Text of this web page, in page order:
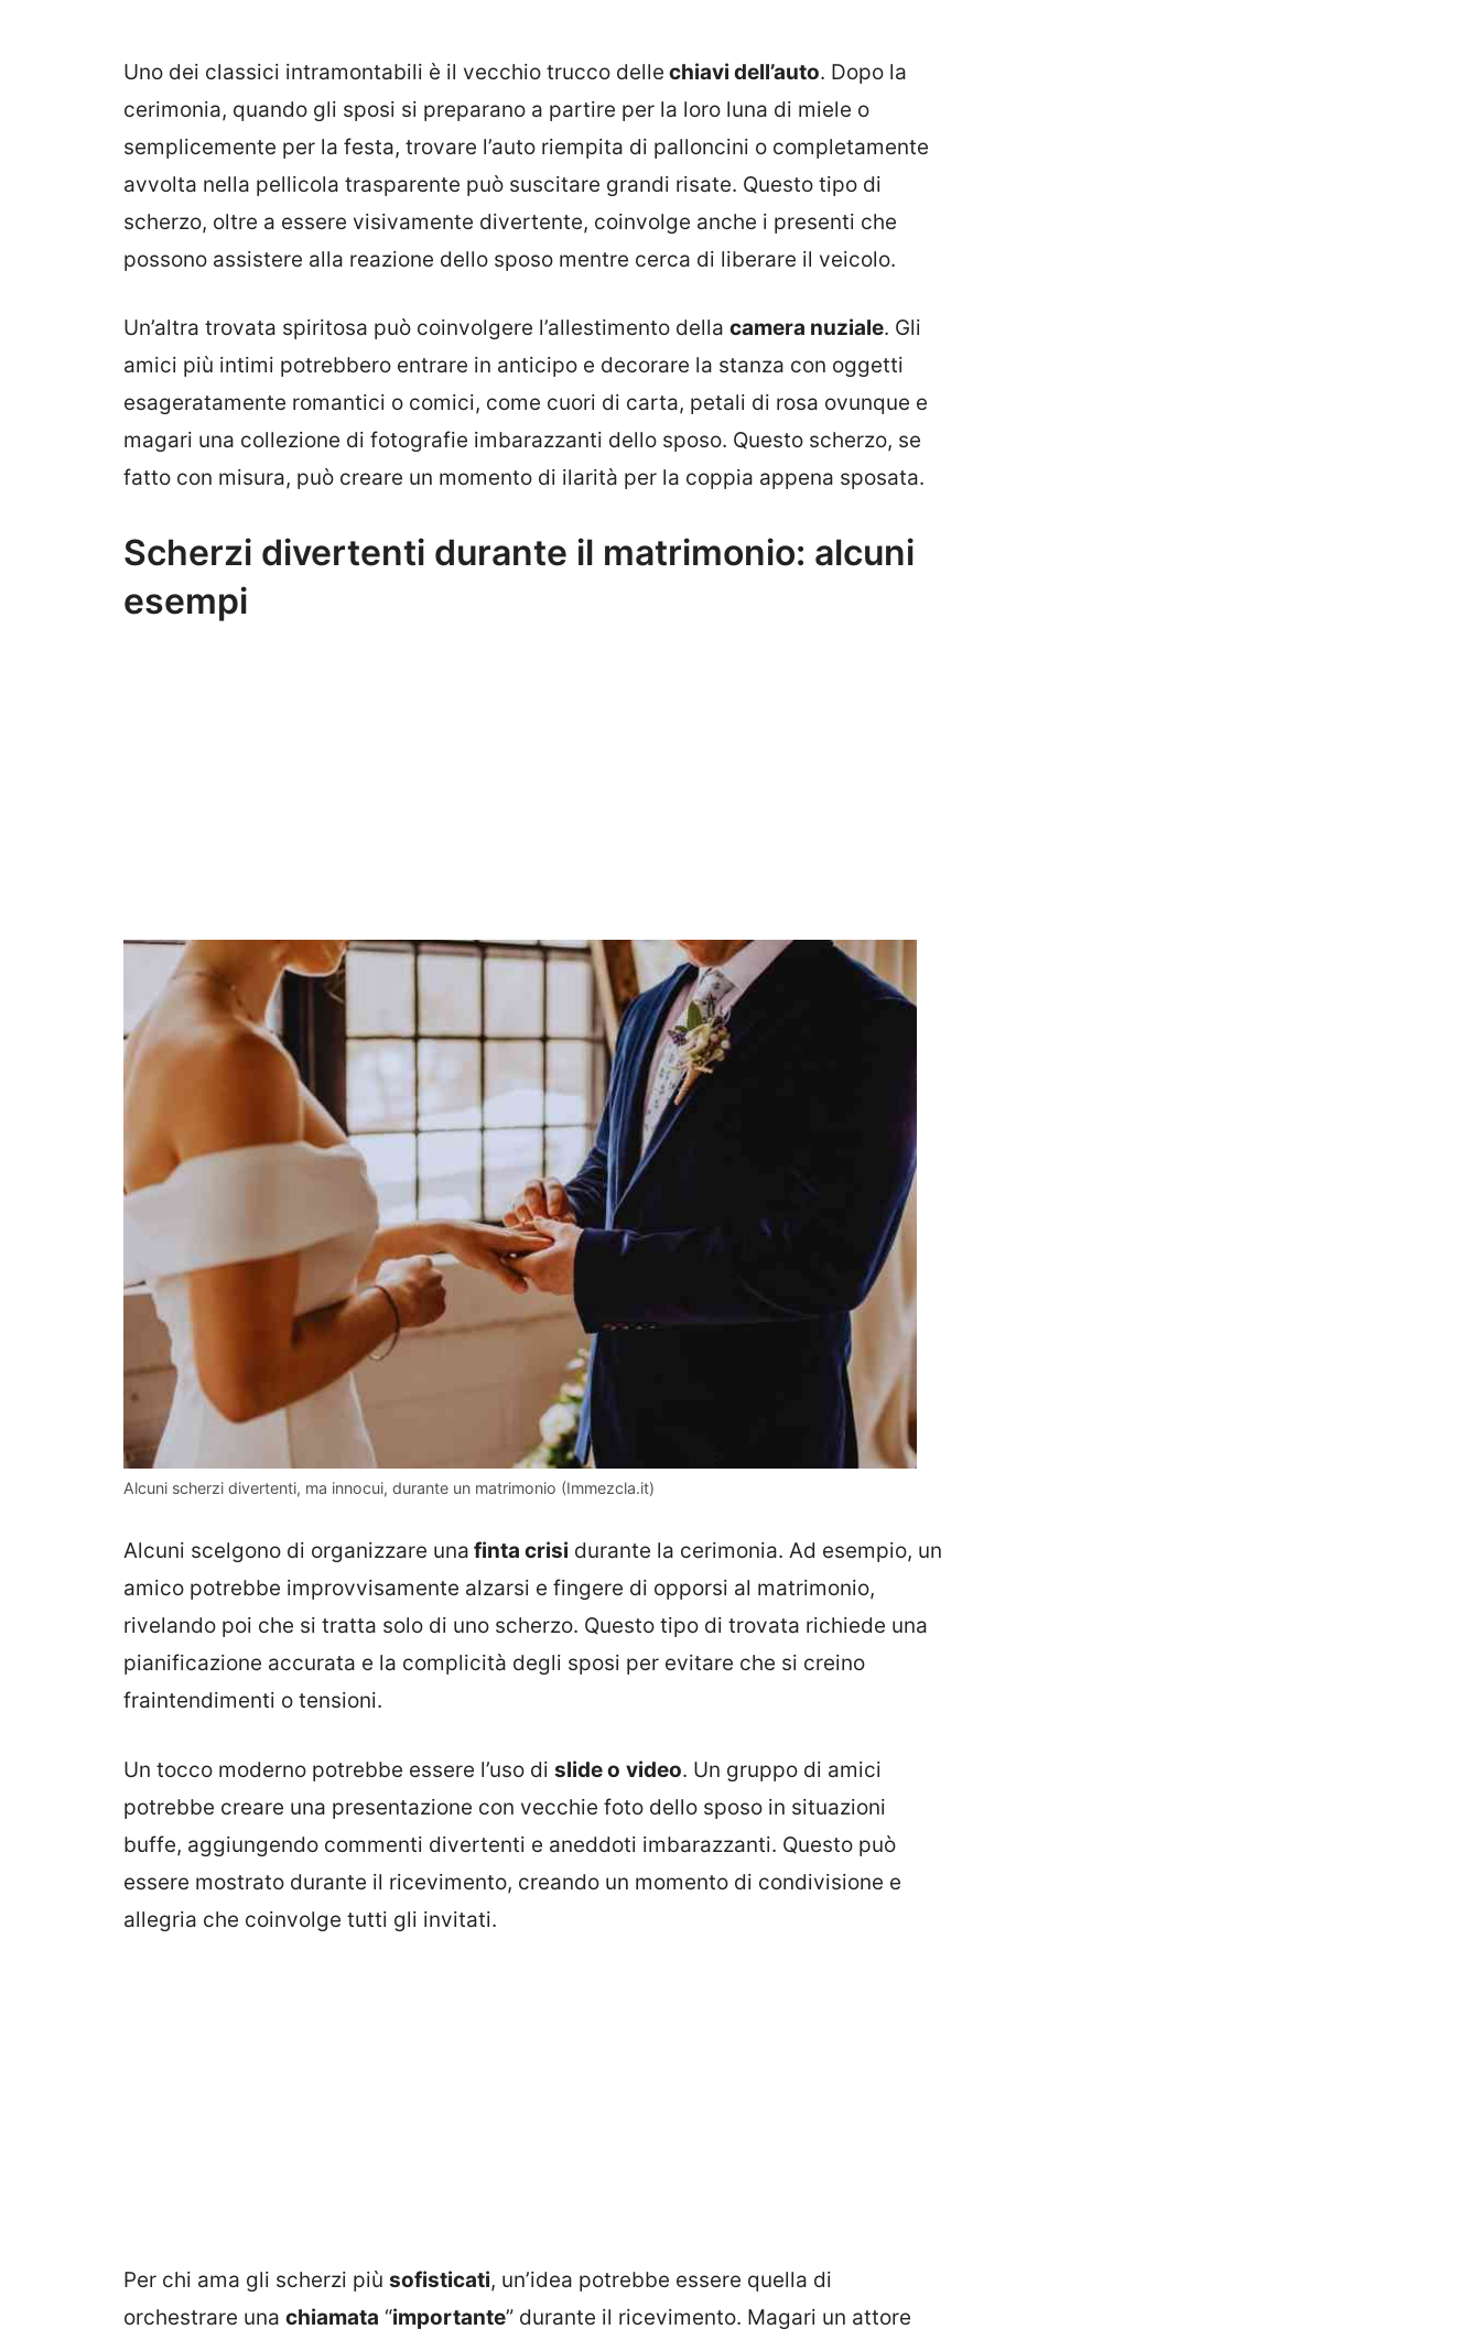
Uno dei classici intramontabili è il vecchio trucco delle chiavi dell’auto. Dopo la
cerimonia, quando gli sposi si preparano a partire per la loro luna di miele o
semplicemente per la festa, trovare l’auto riempita di palloncini o completamente
avvolta nella pellicola trasparente può suscitare grandi risate. Questo tipo di
scherzo, oltre a essere visivamente divertente, coinvolge anche i presenti che
possono assistere alla reazione dello sposo mentre cerca di liberare il veicolo.
Un’altra trovata spiritosa può coinvolgere l’allestimento della camera nuziale. Gli
amici più intimi potrebbero entrare in anticipo e decorare la stanza con oggetti
esageratamente romantici o comici, come cuori di carta, petali di rosa ovunque e
magari una collezione di fotografie imbarazzanti dello sposo. Questo scherzo, se
fatto con misura, può creare un momento di ilarità per la coppia appena sposata.
Scherzi divertenti durante il matrimonio: alcuni
esempi
Alcuni scherzi divertenti, ma innocui, durante un matrimonio (Immezcla.it)
Alcuni scelgono di organizzare una finta crisi durante la cerimonia. Ad esempio, un
amico potrebbe improvvisamente alzarsi e fingere di opporsi al matrimonio,
rivelando poi che si tratta solo di uno scherzo. Questo tipo di trovata richiede una
pianificazione accurata e la complicità degli sposi per evitare che si creino
fraintendimenti o tensioni.
Un tocco moderno potrebbe essere l’uso di slide o video. Un gruppo di amici
potrebbe creare una presentazione con vecchie foto dello sposo in situazioni
buffe, aggiungendo commenti divertenti e aneddoti imbarazzanti. Questo può
essere mostrato durante il ricevimento, creando un momento di condivisione e
allegria che coinvolge tutti gli invitati.
Per chi ama gli scherzi più sofisticati, un’idea potrebbe essere quella di
orchestrare una chiamata “importante” durante il ricevimento. Magari un attore